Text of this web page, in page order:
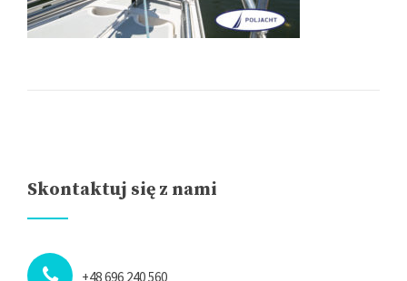
Skontaktuj się z nami
+48 696 240 560